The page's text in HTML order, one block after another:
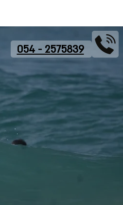
054 - 2575839